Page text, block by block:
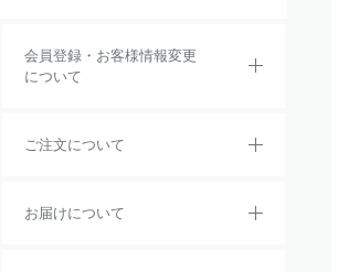
会員登録・お客様情報変更
について
ご注文について
お届けについて